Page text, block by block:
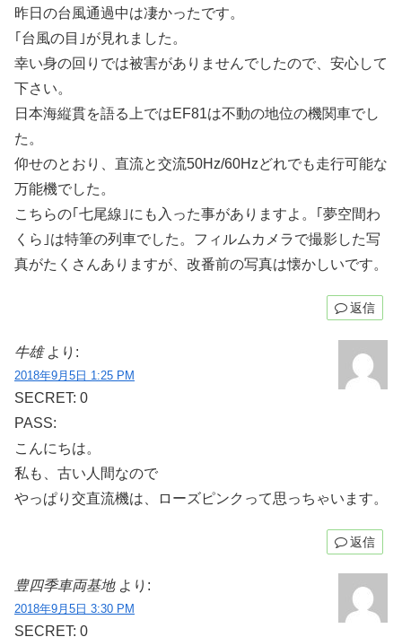
昨日の台風通過中は凄かったです。
｢台風の目｣が見れました。
幸い身の回りでは被害がありませんでしたので、安心して
下さい。
日本海縦貫を語る上ではEF81は不動の地位の機関車でし
た。
仰せのとおり、直流と交流50Hz/60Hzどれでも走行可能な
万能機でした。
こちらの｢七尾線｣にも入った事がありますよ。｢夢空間わ
くら｣は特筆の列車でした。フィルムカメラで撮影した写
真がたくさんありますが、改番前の写真は懐かしいです。
返信
牛雄 より:
2018年9月5日 1:25 PM
SECRET: 0
PASS:
こんにちは。
私も、古い人間なので
やっぱり交直流機は、ローズピンクって思っちゃいます。
返信
豊四季車両基地 より:
2018年9月5日 3:30 PM
SECRET: 0